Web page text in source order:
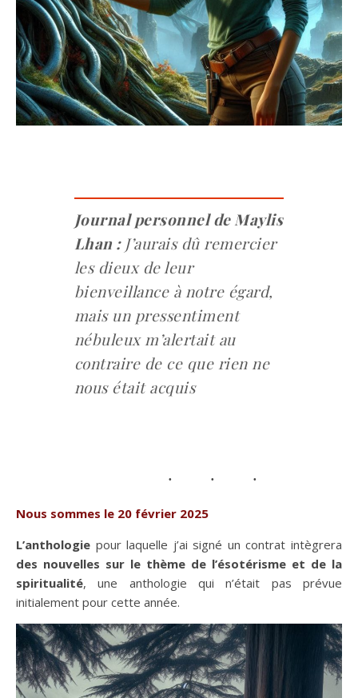
Journal personnel de Maylis
Lhan : J’aurais dû remercier
les dieux de leur
bienveillance à notre égard,
mais un pressentiment
nébuleux m’alertait au
contraire de ce que rien ne
nous était acquis
Nous sommes le 20 février 2025
L’anthologie pour laquelle j’ai signé un contrat intègrera
des nouvelles sur le thème de l’ésotérisme et de la
spiritualité, une anthologie qui n’était pas prévue
initialement pour cette année.